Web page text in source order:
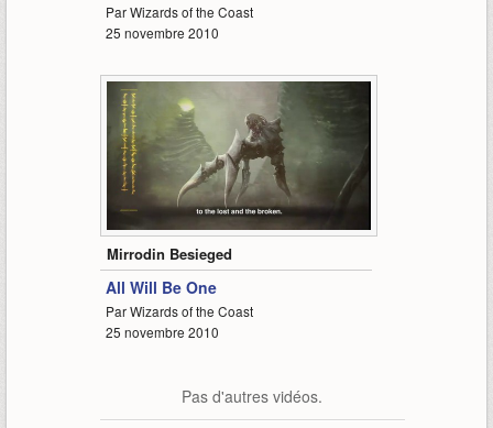
Par Wizards of the Coast
25 novembre 2010
Mirrodin Besieged
All Will Be One
Par Wizards of the Coast
25 novembre 2010
Pas d'autres vidéos.